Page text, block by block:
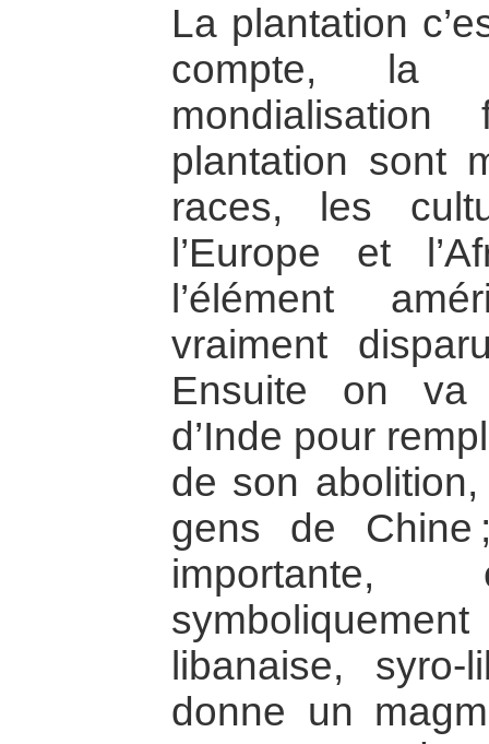
La plantation
compte, la
plantation sont
races, les
l’Europe et
l’élément
vraiment
Ensuite on va
d’Inde pour
de son
gens de
libanaise,
donne un